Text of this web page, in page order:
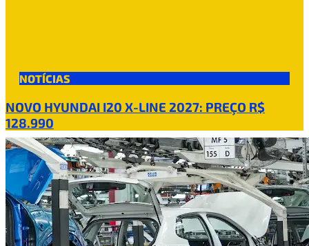
NOTÍCIAS
NOVO HYUNDAI I20 X-LINE 2027: PREÇO R$
128.990